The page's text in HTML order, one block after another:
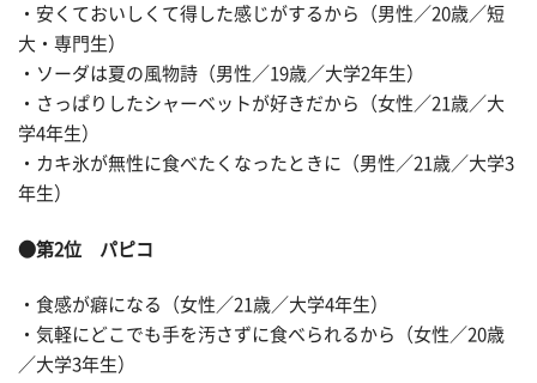
・安くておいしくて得した感じがするから（男性／20歳／短
大・専門生）
・ソーダは夏の風物詩（男性／19歳／大学2年生）
・さっぱりしたシャーベットが好きだから（女性／21歳／大
学4年生）
・カキ氷が無性に食べたくなったときに（男性／21歳／大学3
年生）
●第2位 パピコ
・食感が癖になる（女性／21歳／大学4年生）
・気軽にどこでも手を汚さずに食べられるから（女性／20歳
／大学3年生）